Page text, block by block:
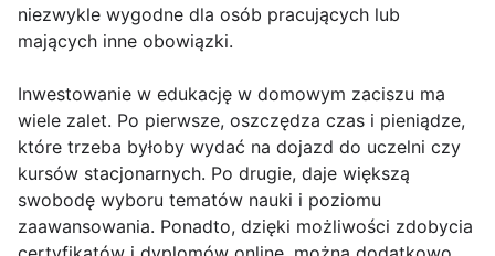
niezwykle wygodne dla osób pracujących lub
mających inne obowiązki.
Inwestowanie w edukację w domowym zaciszu ma
wiele zalet. Po pierwsze, oszczędza czas i pieniądze,
które trzeba byłoby wydać na dojazd do uczelni czy
kursów stacjonarnych. Po drugie, daje większą
swobodę wyboru tematów nauki i poziomu
zaawansowania. Ponadto, dzięki możliwości zdobycia